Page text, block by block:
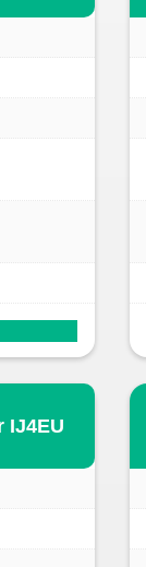
IJ4EU